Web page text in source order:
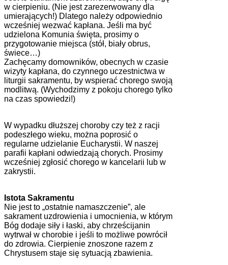
w cierpieniu. (Nie jest zarezerwowany dla
umierających!) Dlatego należy odpowiednio
wcześniej wezwać kapłana. Jeśli ma być
udzielona Komunia święta, prosimy o
przygotowanie miejsca (stół, biały obrus,
świece…)
Zachęcamy domowników, obecnych w czasie
wizyty kapłana, do czynnego uczestnictwa w
liturgii sakramentu, by wspierać chorego swoją
modlitwą. (Wychodzimy z pokoju chorego tylko
na czas spowiedzi!)
W wypadku dłuższej choroby czy też z racji
podeszłego wieku, można poprosić o
regularne udzielanie Eucharystii. W naszej
parafii kapłani odwiedzają chorych. Prosimy
wcześniej zgłosić chorego w kancelarii lub w
zakrystii.
Istota Sakramentu
Nie jest to „ostatnie namaszczenie”, ale
sakrament uzdrowienia i umocnienia, w którym
Bóg dodaje siły i łaski, aby chrześcijanin
wytrwał w chorobie i jeśli to możliwe powrócił
do zdrowia. Cierpienie znoszone razem z
Chrystusem staje się sytuacją zbawienia.